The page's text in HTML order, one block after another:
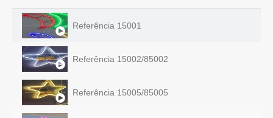
Referência 15001
Referência 15002/85002
Referência 15005/85005